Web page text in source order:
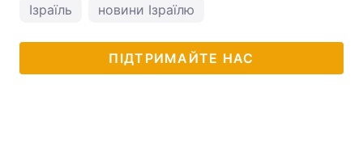
Ізраїль новини Ізраїлю
ПІДТРИМАЙТЕ НАС